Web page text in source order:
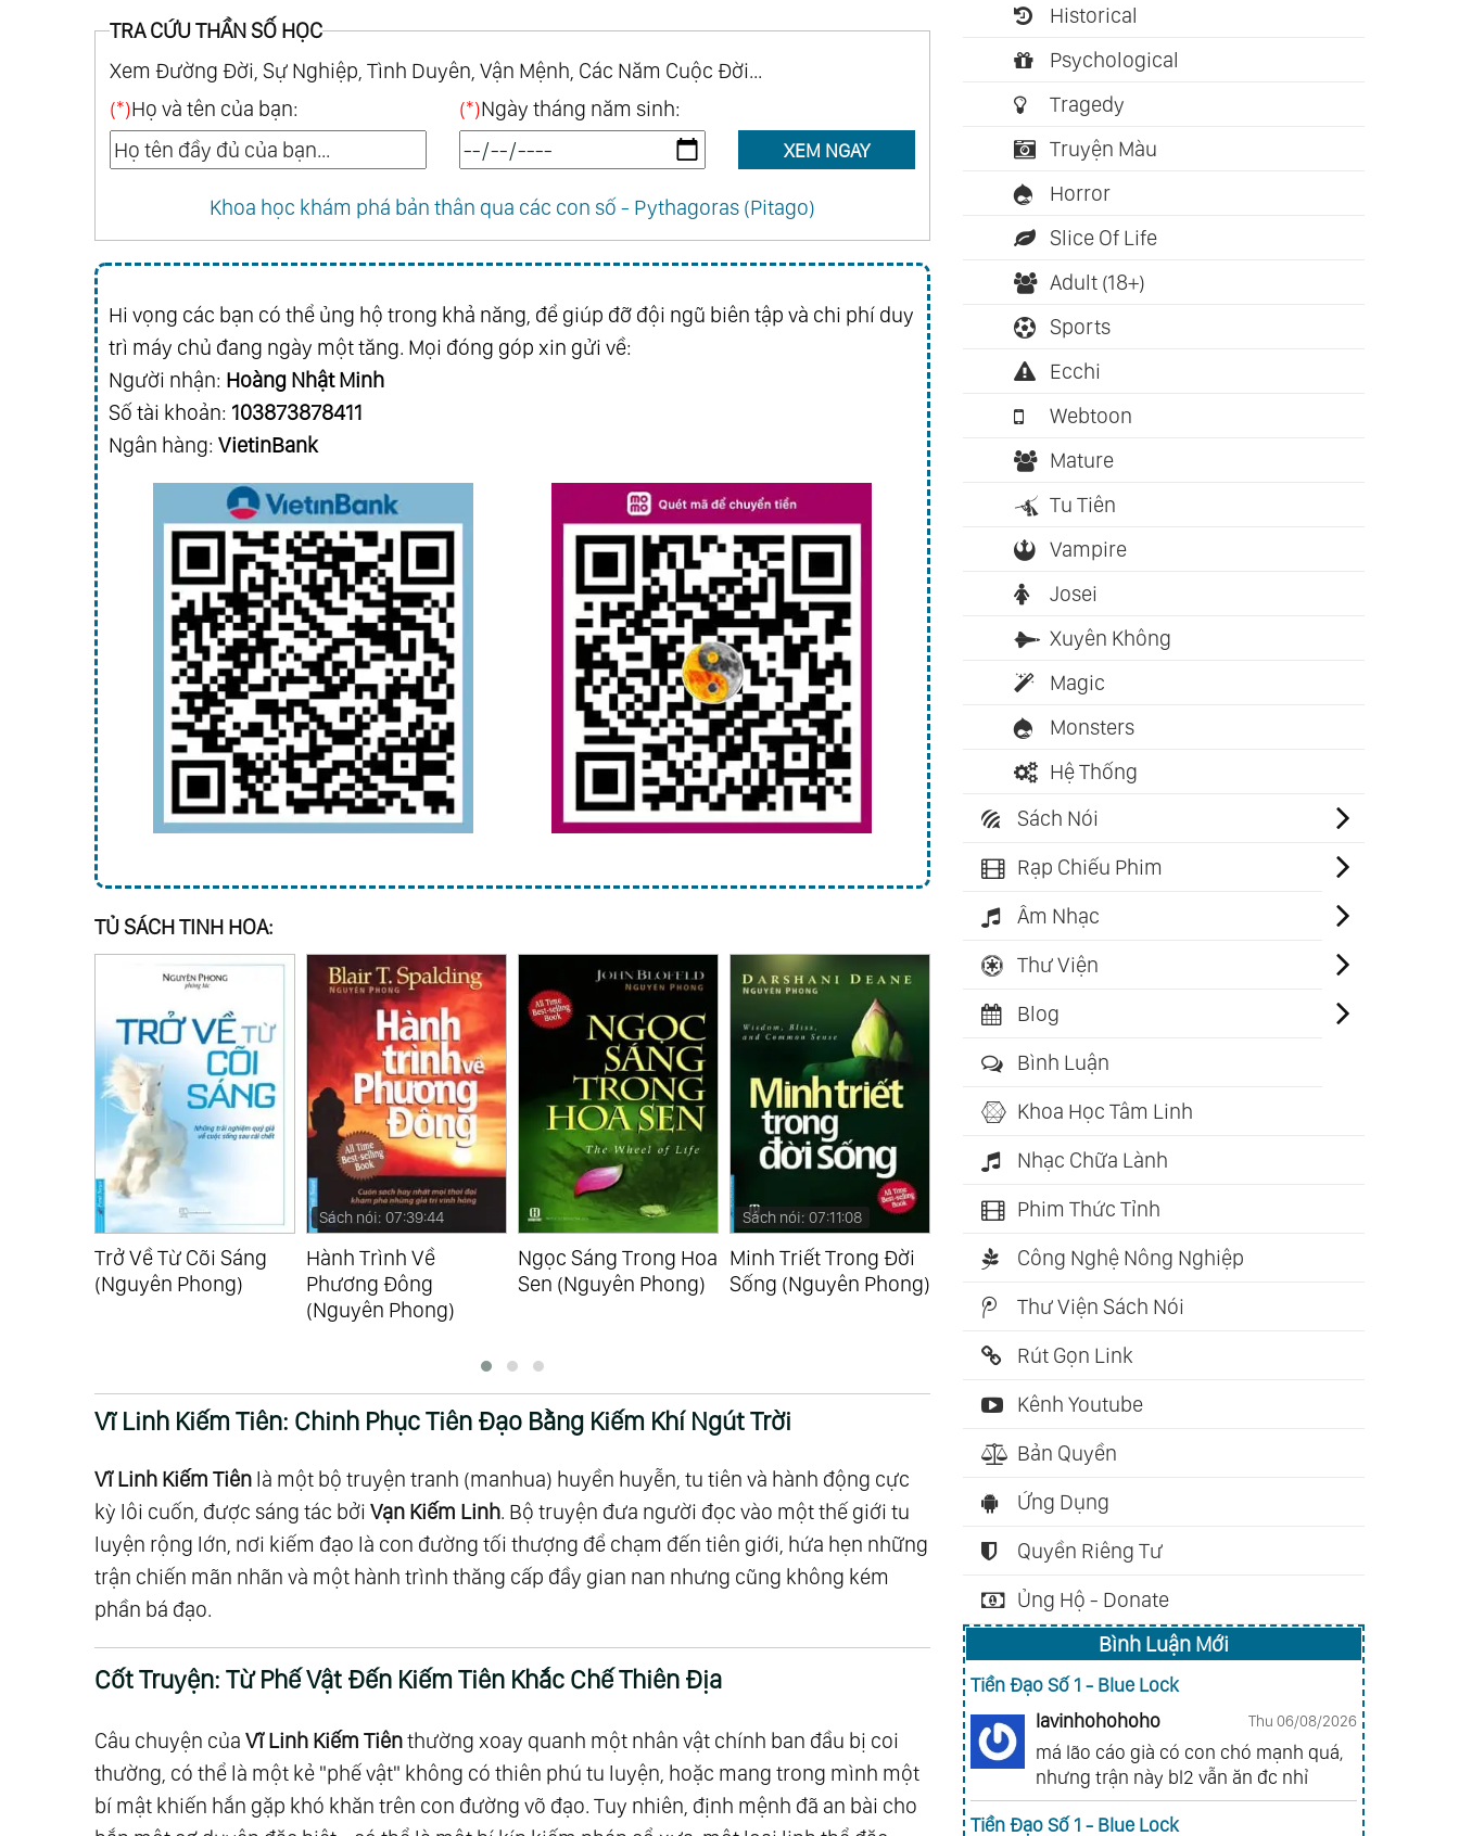
Chap 40
Chap 32
Chap 31 Chap 30
Chap 29
Chap 28
Chap 26
Chap 24
Chap 23 Chap 22
Chap 21
Chap 15 Chap 14
Chap 13
Chap 12
Chap 11 Chap 10
Chap 9
Chap 4
Chap 3 Chap 2 Chap 1
TRA CỨU THẦN SỐ HỌC
Xem Đường Đời, Sự Nghiệp, Tình Duyên, Vận Mệnh, Các Năm Cuộc Đời...
(*)Họ và tên của bạn: (*)Ngày tháng năm sinh:
XEM NGAY
Khoa học khám phá bản thân qua các con số - Pythagoras (Pitago)
Hi vọng các bạn có thể ủng hộ trong khả năng, để giúp đỡ đội ngũ biên tập và chi phí duy
trì máy chủ đang ngày một tăng. Mọi đóng góp xin gửi về:
Người nhận: Hoàng Nhật Minh
Số tài khoản: 103873878411
Ngân hàng: VietinBank
TỦ SÁCH TINH HOA:
Trở Về Từ Cõi Sáng
(Nguyên Phong)
Sách nói: 07:39:44
Hành Trình Về
Phương Đông
(Nguyên Phong)
Ngọc Sáng Trong Hoa
Sen (Nguyên Phong)
Sách nói: 07:11:08
Minh Triết Trong Đời
Sống (Nguyên Phong)
Sách nói: 06:46:45
Hoa Trôi Trên Sóng
Phong)
Đường Mây Qua Xứ
Phong)
Vĩ Linh Kiếm Tiên: Chinh Phục Tiên Đạo Bằng Kiếm Khí Ngút Trời
Vĩ Linh Kiếm Tiên là một bộ truyện tranh (manhua) huyền huyễn, tu tiên và hành động cực
kỳ lôi cuốn, được sáng tác bởi Vạn Kiếm Linh. Bộ truyện đưa người đọc vào một thế giới tu
luyện rộng lớn, nơi kiếm đạo là con đường tối thượng để chạm đến tiên giới, hứa hẹn những
trận chiến mãn nhãn và một hành trình thăng cấp đầy gian nan nhưng cũng không kém
phần bá đạo.
Cốt Truyện: Từ Phế Vật Đến Kiếm Tiên Khắc Chế Thiên Địa
Câu chuyện của Vĩ Linh Kiếm Tiênthường xoay quanh một nhân vật chính ban đầu bị coi
thường, có thể là một kẻ "phế vật" không có thiên phú tu luyện, hoặc mang trong mình một
bí mật khiến hắn gặp khó khăn trên con đường võ đạo. Tuy nhiên, định mệnh đã an bài cho
Historical
Psychological
Tragedy
Truyện Màu
Horror
Slice Of Life
Adult (18+)
Sports
Ecchi
Webtoon
Mature
Tu Tiên
Vampire
Josei
Xuyên Không
Magic
Monsters
Hệ Thống
Sách Nói
Rạp Chiếu Phim
Âm Nhạc
Thư Viện
Blog
Bình Luận
Khoa Học Tâm Linh
Nhạc Chữa Lành
Phim Thức Tỉnh
Công Nghệ Nông Nghiệp
Thư Viện Sách Nói
Rút Gọn Link
Kênh Youtube
Bản Quyền
Ứng Dụng
Quyền Riêng Tư
Ủng Hộ - Donate
Bình Luận Mới
Tiền Đạo Số 1 - Blue Lock
lavinhohohoho
Thu 06/08/2026
má lão cáo già có con chó mạnh quá,
nhưng trận này bl2 vẫn ăn đc nhỉ
Tiền Đạo Số 1 - Blue Lock